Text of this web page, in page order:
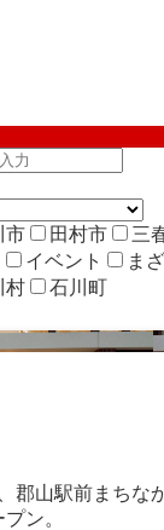
市 田村市 三
イベント ま
村 石川町
郡山駅前まちな
ン。